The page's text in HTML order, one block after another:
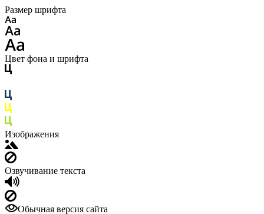
Размер шрифта
Цвет фона и шрифта
Изображения
Озвучивание текста
Обычная версия сайта